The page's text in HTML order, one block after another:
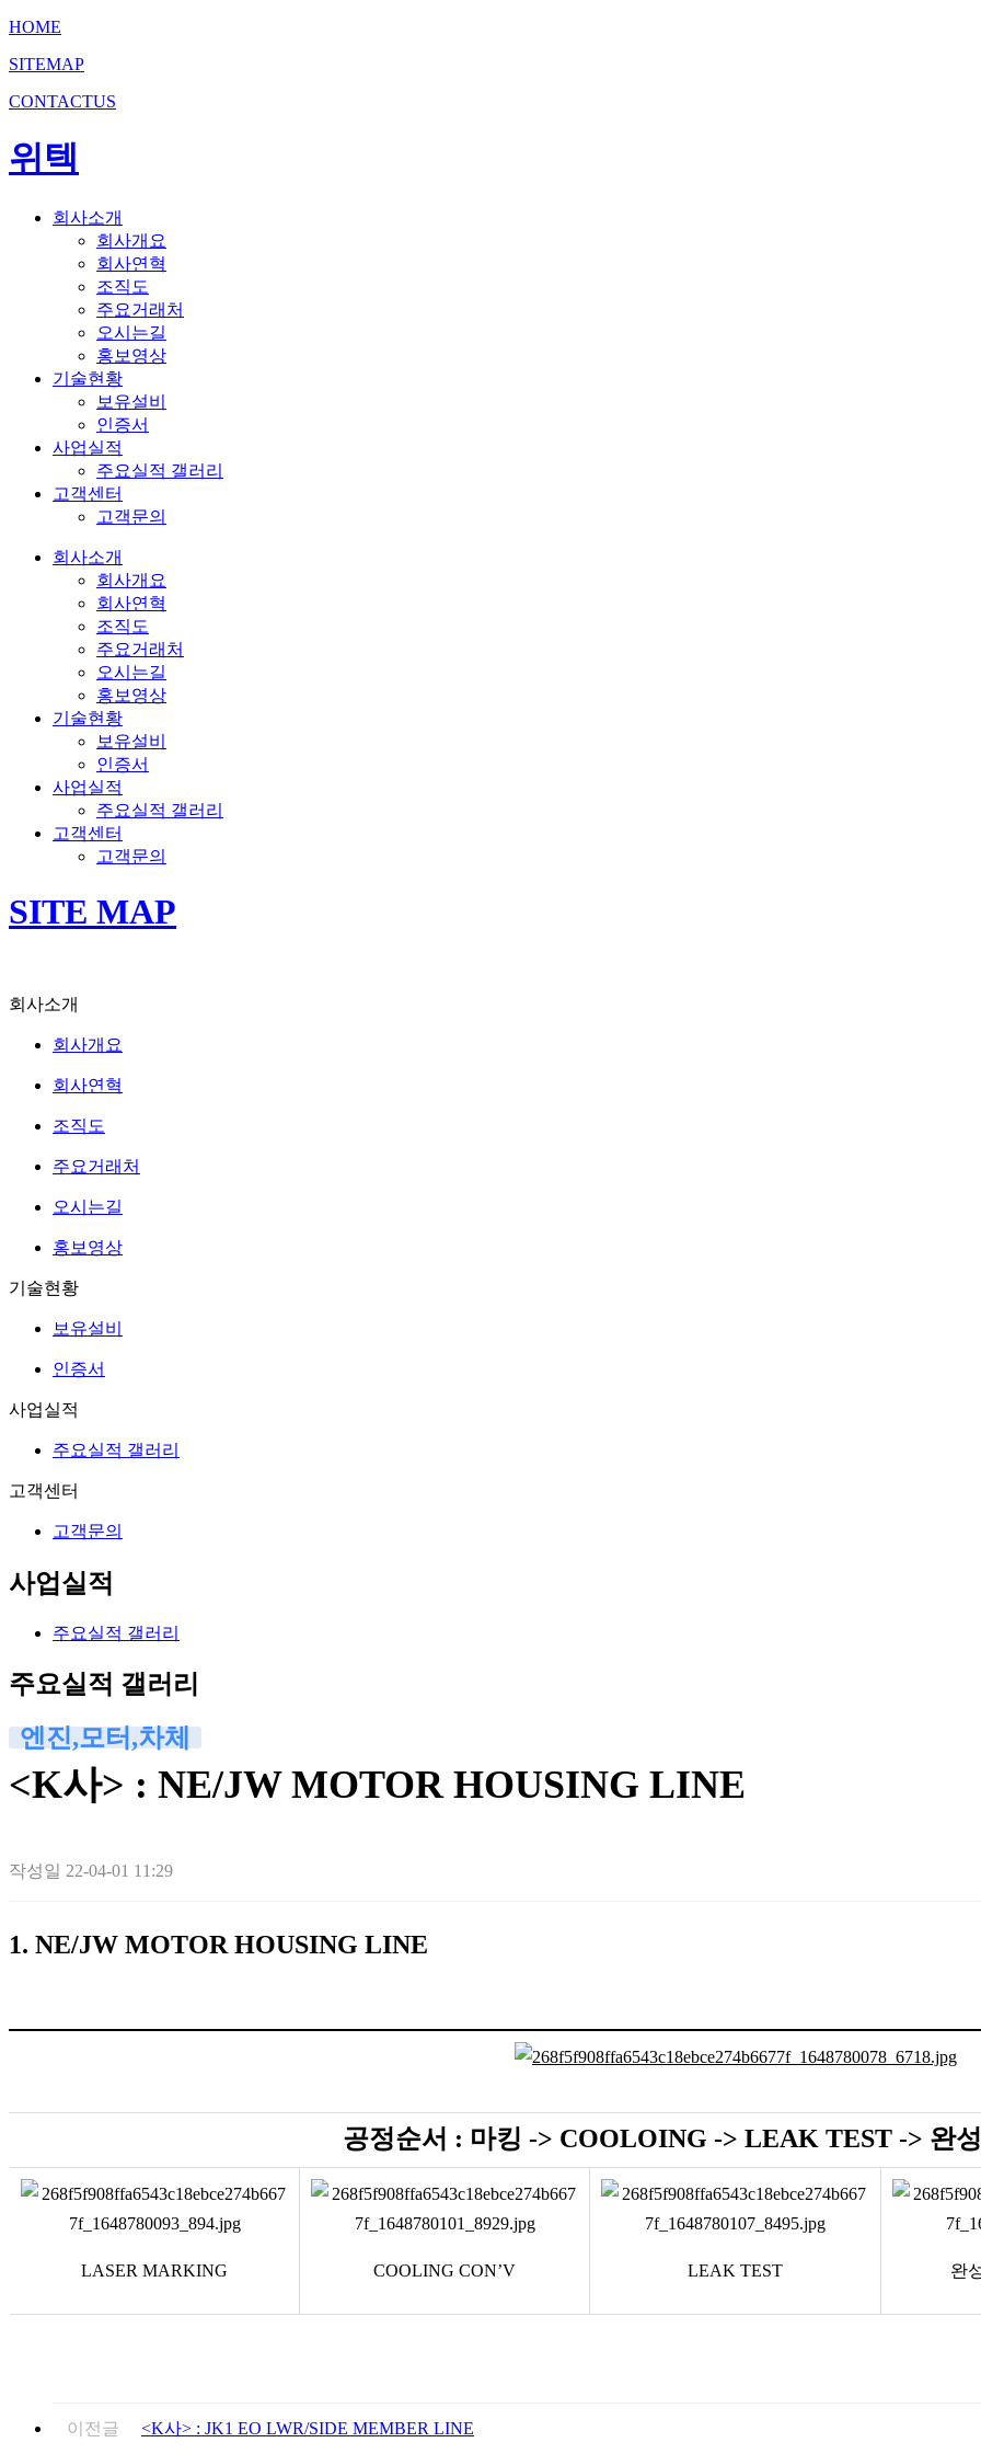
HOME
SITEMAP
CONTACTUS
위텍
회사소개
회사개요
회사연혁
조직도
주요거래처
오시는길
홍보영상
기술현황
보유설비
인증서
사업실적
주요실적 갤러리
고객센터
고객문의
회사소개
회사개요
회사연혁
조직도
주요거래처
오시는길
홍보영상
기술현황
보유설비
인증서
사업실적
주요실적 갤러리
고객센터
고객문의
SITE MAP
회사소개
회사개요
회사연혁
조직도
주요거래처
오시는길
홍보영상
기술현황
보유설비
인증서
사업실적
주요실적 갤러리
고객센터
고객문의
사업실적
주요실적 갤러리
주요실적 갤러리
엔진,모터,차체
<K사> : NE/JW MOTOR HOUSING LINE
작성일 22-04-01 11:29
1. NE/JW MOTOR HOUSING LINE
공정순서 : 마킹 -> COOLOING -> LEAK TEST -> 완
LASER MARKING COOLING CON’V LEAK TEST 완
이전글 <K사> : JK1 EO LWR/SIDE MEMBER LINE